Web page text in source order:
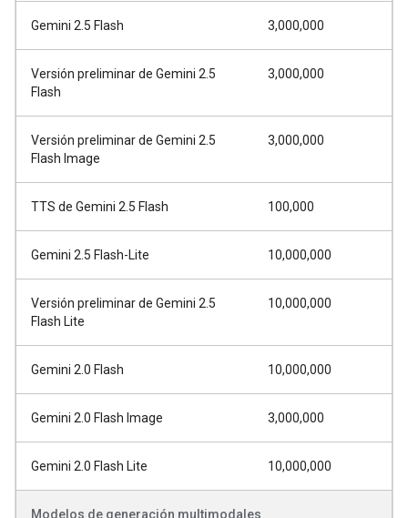
Gemini 2.5 Flash 3,000,000
Versión preliminar de Gemini 2.5
Flash
3,000,000
Versión preliminar de Gemini 2.5
Flash Image
3,000,000
TTS de Gemini 2.5 Flash 100,000
Gemini 2.5 Flash-Lite 10,000,000
Versión preliminar de Gemini 2.5
Flash Lite
10,000,000
Gemini 2.0 Flash 10,000,000
Gemini 2.0 Flash Image 3,000,000
Gemini 2.0 Flash Lite 10,000,000
Modelos de generación multimodales